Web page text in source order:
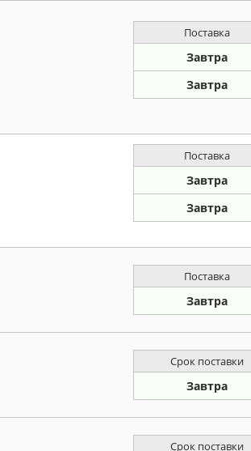
Поставка
Завтра
Завтра
Поставка
Завтра
Завтра
Поставка
Завтра
Срок поставки
Завтра
Срок поставки